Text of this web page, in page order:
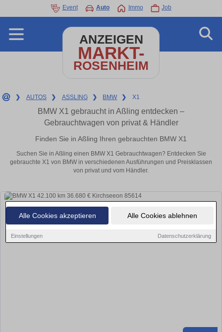
Alle Cookies akzeptieren Alle Cookies ablehnen
Einstellungen Datenschutzerklärung
Event Auto Immo Job
ANZEIGEN
MARKT-
ROSENHEIM
❯ AUTOS ❯ ASSLING ❯ BMW ❯ X1
BMW X1 gebraucht in Aßling entdecken –
Gebrauchtwagen von privat & Händler
Finden Sie in Aßling Ihren gebrauchten BMW X1
Suchen Sie in Aßling einen BMW X1 Gebrauchtwagen? Entdecken Sie
gebrauchte X1 von BMW in verschiedenen Ausführungen und Preisklassen
von privat und vom Händler.